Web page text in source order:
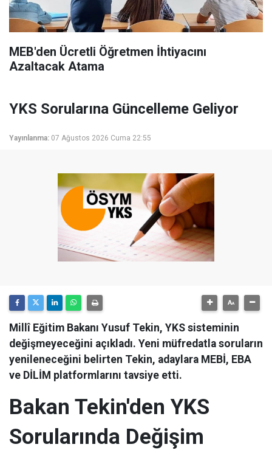
MEB'den Ücretli Öğretmen İhtiyacını
Azaltacak Atama
YKS Sorularına Güncelleme Geliyor
Yayınlanma: 07 Ağustos 2026 Cuma 22:55
Millî Eğitim Bakanı Yusuf Tekin, YKS sisteminin
değişmeyeceğini açıkladı. Yeni müfredatla soruların
yenileneceğini belirten Tekin, adaylara MEBİ, EBA
ve DİLİM platformlarını tavsiye etti.
Bakan Tekin'den YKS
Sorularında Değişim